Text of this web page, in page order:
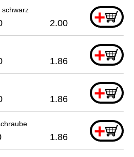
schwarz +
2.00
+
1.86
+
1.86
+
1.86